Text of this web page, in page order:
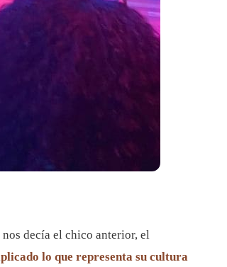
decía el chico anterior, el
lo que representa su cultura